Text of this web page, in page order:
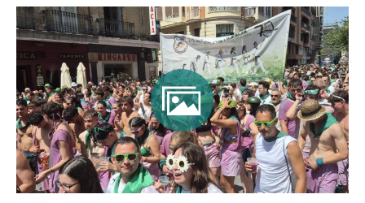
INICIAR SESIÓN